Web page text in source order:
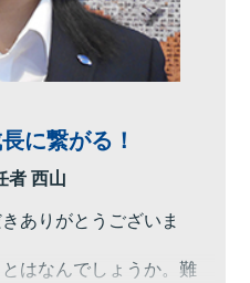
に繋がる！
者 西山
ありがとうございま
はなんでしょうか。難